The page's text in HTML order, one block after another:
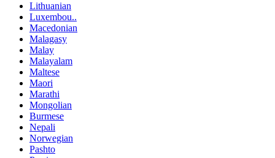
Lithuanian
Luxembou..
Macedonian
Malagasy
Malay
Malayalam
Maltese
Maori
Marathi
Mongolian
Burmese
Nepali
Norwegian
Pashto